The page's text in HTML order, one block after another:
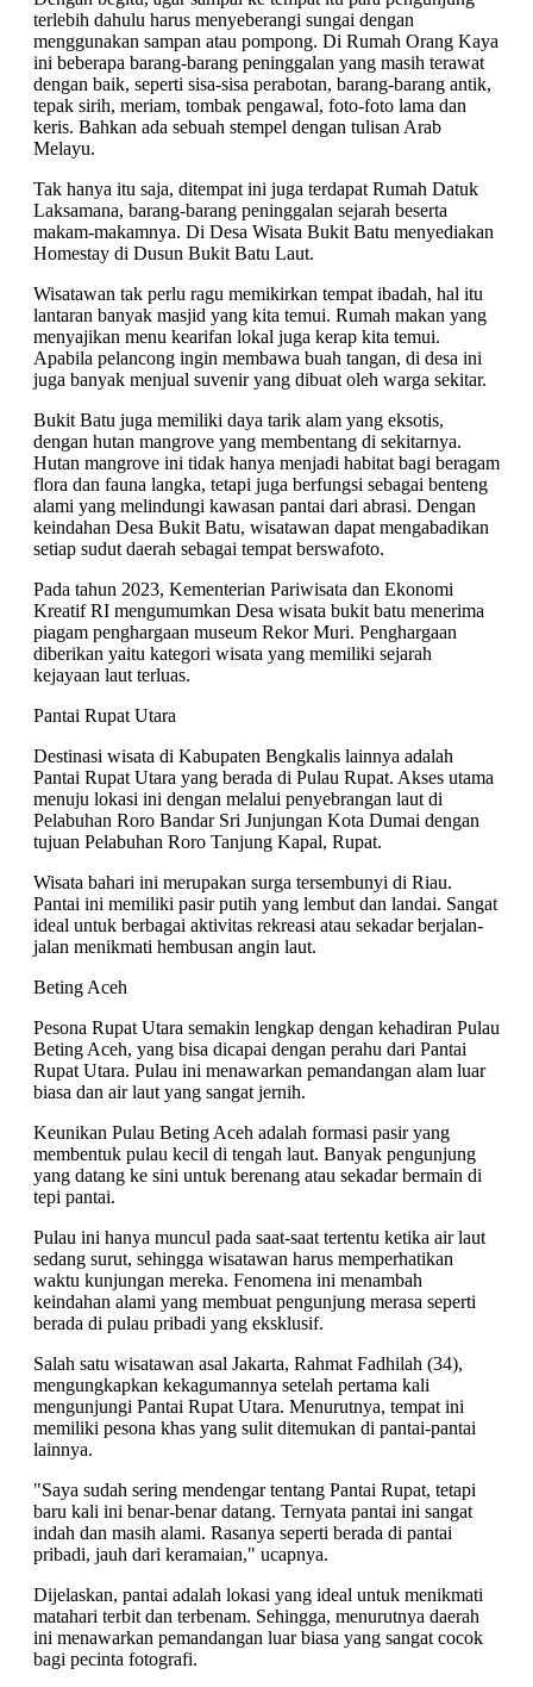
terlebih dahulu harus menyeberangi sungai dengan
menggunakan sampan atau pompong. Di Rumah Orang Kaya
ini beberapa barang-barang peninggalan yang masih terawat
dengan baik, seperti sisa-sisa perabotan, barang-barang antik,
tepak sirih, meriam, tombak pengawal, foto-foto lama dan
keris. Bahkan ada sebuah stempel dengan tulisan Arab
Melayu.
Tak hanya itu saja, ditempat ini juga terdapat Rumah Datuk
Laksamana, barang-barang peninggalan sejarah beserta
makam-makamnya. Di Desa Wisata Bukit Batu menyediakan
Homestay di Dusun Bukit Batu Laut.
Wisatawan tak perlu ragu memikirkan tempat ibadah, hal itu
lantaran banyak masjid yang kita temui. Rumah makan yang
menyajikan menu kearifan lokal juga kerap kita temui.
Apabila pelancong ingin membawa buah tangan, di desa ini
juga banyak menjual suvenir yang dibuat oleh warga sekitar.
Bukit Batu juga memiliki daya tarik alam yang eksotis,
dengan hutan mangrove yang membentang di sekitarnya.
Hutan mangrove ini tidak hanya menjadi habitat bagi beragam
flora dan fauna langka, tetapi juga berfungsi sebagai benteng
alami yang melindungi kawasan pantai dari abrasi. Dengan
keindahan Desa Bukit Batu, wisatawan dapat mengabadikan
setiap sudut daerah sebagai tempat berswafoto.
Pada tahun 2023, Kementerian Pariwisata dan Ekonomi
Kreatif RI mengumumkan Desa wisata bukit batu menerima
piagam penghargaan museum Rekor Muri. Penghargaan
diberikan yaitu kategori wisata yang memiliki sejarah
kejayaan laut terluas.
Pantai Rupat Utara
Destinasi wisata di Kabupaten Bengkalis lainnya adalah
Pantai Rupat Utara yang berada di Pulau Rupat. Akses utama
menuju lokasi ini dengan melalui penyebrangan laut di
Pelabuhan Roro Bandar Sri Junjungan Kota Dumai dengan
tujuan Pelabuhan Roro Tanjung Kapal, Rupat.
Wisata bahari ini merupakan surga tersembunyi di Riau.
Pantai ini memiliki pasir putih yang lembut dan landai. Sangat
ideal untuk berbagai aktivitas rekreasi atau sekadar berjalan-
jalan menikmati hembusan angin laut.
Beting Aceh
Pesona Rupat Utara semakin lengkap dengan kehadiran Pulau
Beting Aceh, yang bisa dicapai dengan perahu dari Pantai
Rupat Utara. Pulau ini menawarkan pemandangan alam luar
biasa dan air laut yang sangat jernih.
Keunikan Pulau Beting Aceh adalah formasi pasir yang
membentuk pulau kecil di tengah laut. Banyak pengunjung
yang datang ke sini untuk berenang atau sekadar bermain di
tepi pantai.
Pulau ini hanya muncul pada saat-saat tertentu ketika air laut
sedang surut, sehingga wisatawan harus memperhatikan
waktu kunjungan mereka. Fenomena ini menambah
keindahan alami yang membuat pengunjung merasa seperti
berada di pulau pribadi yang eksklusif.
Salah satu wisatawan asal Jakarta, Rahmat Fadhilah (34),
mengungkapkan kekagumannya setelah pertama kali
mengunjungi Pantai Rupat Utara. Menurutnya, tempat ini
memiliki pesona khas yang sulit ditemukan di pantai-pantai
lainnya.
"Saya sudah sering mendengar tentang Pantai Rupat, tetapi
baru kali ini benar-benar datang. Ternyata pantai ini sangat
indah dan masih alami. Rasanya seperti berada di pantai
pribadi, jauh dari keramaian," ucapnya.
Dijelaskan, pantai adalah lokasi yang ideal untuk menikmati
matahari terbit dan terbenam. Sehingga, menurutnya daerah
ini menawarkan pemandangan luar biasa yang sangat cocok
bagi pecinta fotografi.